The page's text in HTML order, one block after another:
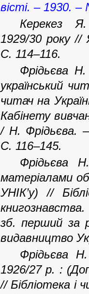
вісті. – 1930.
Керекез
1929/30 року
С. 114–116.
Фрідьєва
український
читач на
Кабінету
/ Н. Фрідьєва.
С. 116–145.
Фрідьєва
матеріалами
УНІК’у) //
зб. перший за
видавництво
Фрідьєва
1926/27 р. :
// Бібліотека і